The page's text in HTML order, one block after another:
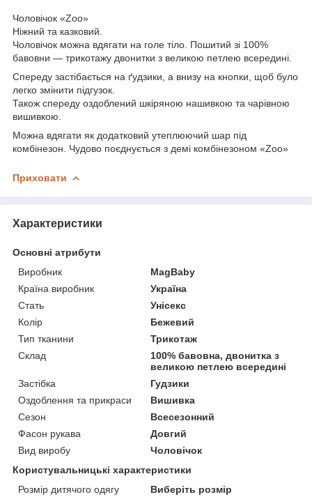
Чоловічок «Zoo»
Ніжний та казковий.
Чоловічок можна вдягати на голе тіло. Пошитий зі 100%
бавовни — трикотажу двонитки з великою петлею всередині.
Спереду застібається на ґудзики, а внизу на кнопки, щоб було
легко змінити підгузок.
Також спереду оздоблений шкіряною нашивкою та чарівною
вишивкою.
Можна вдягати як додатковий утеплюючий шар під
комбінезон. Чудово поєднується з демі комбінезоном «Zoo»
Приховати
Характеристики
Основні атрибути
Виробник
MagBaby
Країна виробник
Україна
Стать
Унісекс
Колір
Бежевий
Тип тканини
Трикотаж
Склад
100% бавовна, двонитка з
великою петлею всередині
Застібка
Гудзики
Оздоблення та прикраси
Вишивка
Сезон
Всесезонний
Фасон рукава
Довгий
Вид виробу
Чоловічок
Користувальницькі характеристики
Розмір дитячого одягу
Виберіть розмір